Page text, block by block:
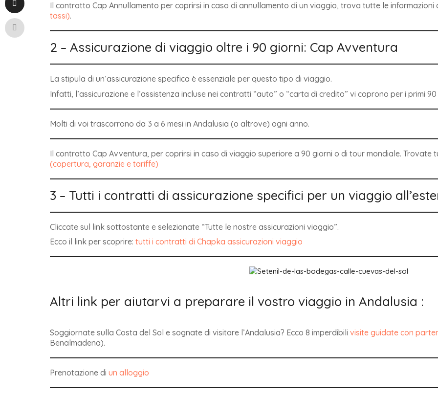
Il contratto Cap Annullamento per coprirsi in caso di annullamento di un viaggio, trova tutte le informazioni
tassi).
2 – Assicurazione di viaggio oltre i 90 giorni: Cap Avventura
La stipula di un’assicurazione specifica è essenziale per questo tipo di viaggio.
Infatti, l’assicurazione e l’assistenza incluse nei contratti “auto” o “carta di credito” vi coprono per i primi
Molti di voi trascorrono da 3 a 6 mesi in Andalusia (o altrove) ogni anno.
Il contratto Cap Avventura, per coprirsi in caso di viaggio superiore a 90 giorni o di tour mondiale. Trovate
(copertura, garanzie e tariffe)
3 – Tutti i contratti di assicurazione specifici per un viaggio
Cliccate sul link sottostante e selezionate “Tutte le nostre assicurazioni viaggio”.
Ecco il link per scoprire: tutti i contratti di Chapka assicurazioni viaggio
Altri link per aiutarvi a preparare il vostro viaggio in Andalusia :
Soggiornate sulla Costa del Sol e sognate di visitare l’Andalusia? Ecco 8 imperdibili visite guidate con
Benalmadena).
Prenotazione di un alloggio